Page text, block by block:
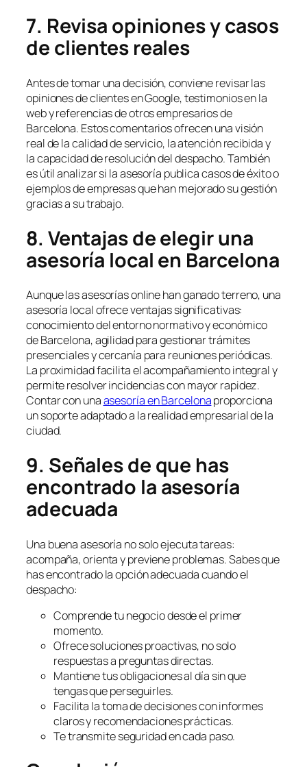
7. Revisa opiniones y casos
de clientes reales
Antes de tomar una decisión, conviene revisar las
opiniones de clientes en Google, testimonios en la
web y referencias de otros empresarios de
Barcelona. Estos comentarios ofrecen una visión
real de la calidad de servicio, la atención recibida y
la capacidad de resolución del despacho. También
es útil analizar si la asesoría publica casos de éxito o
ejemplos de empresas que han mejorado su gestión
gracias a su trabajo.
8. Ventajas de elegir una
asesoría local en Barcelona
Aunque las asesorías online han ganado terreno, una
asesoría local ofrece ventajas significativas:
conocimiento del entorno normativo y económico
de Barcelona, agilidad para gestionar trámites
presenciales y cercanía para reuniones periódicas.
La proximidad facilita el acompañamiento integral y
permite resolver incidencias con mayor rapidez.
Contar con unaasesoría en Barcelonaproporciona
un soporte adaptado a la realidad empresarial de la
ciudad.
9. Señales de que has
encontrado la asesoría
adecuada
Una buena asesoría no solo ejecuta tareas:
acompaña, orienta y previene problemas. Sabes que
has encontrado la opción adecuada cuando el
despacho:
Comprende tu negocio desde el primer
momento.
Ofrece soluciones proactivas, no solo
respuestas a preguntas directas.
Mantiene tus obligaciones al día sin que
tengas que perseguirles.
Facilita la toma de decisiones con informes
claros y recomendaciones prácticas.
Te transmite seguridad en cada paso.